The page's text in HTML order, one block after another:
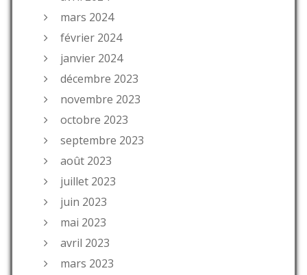
mars 2024
février 2024
janvier 2024
décembre 2023
novembre 2023
octobre 2023
septembre 2023
août 2023
juillet 2023
juin 2023
mai 2023
avril 2023
mars 2023